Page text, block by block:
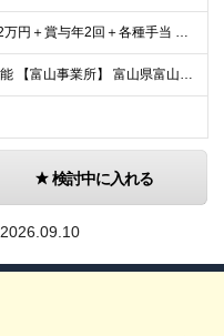
◆月給26万円～42万円＋賞与年2回＋各種手当 ※試用期間3ヶ月あり（給与・待遇に差異なし） ※残業代別途全額支給 【担当者レベル（経験7年以上）の場合】 ◆月給26万円～32万円を想定 【主任・リ
＊マイカー通勤可能 【富山事業所】 富山県富山市八尾町保内2丁目1番地 【砺波事業所】 富山県砺波市下中条110番地1 (変更の範囲)上記を除く当社関連勤務地
検討中に入れる
2026.09.10